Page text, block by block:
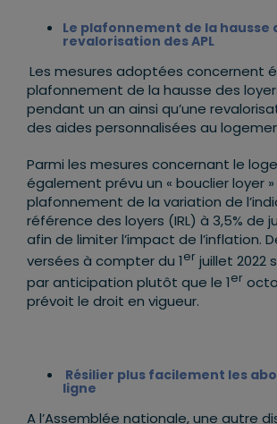
Le plafonnement de la hausse
revalorisation des APL
Les mesures adoptées concernent
plafonnement de la hausse des
pendant un an ainsi qu’une
des aides personnalisées au
Parmi les mesures concernant le
également prévu un « bouclier loyer
plafonnement de la variation de
référence des loyers (IRL) à 3,5% de
afin de limiter l’impact de l’inflation.
versées à compter du 1er juillet 2022
par anticipation plutôt que le 1er
prévoit le droit en vigueur.
Résilier plus facilement les
ligne
A l’Assemblée nationale, une autre